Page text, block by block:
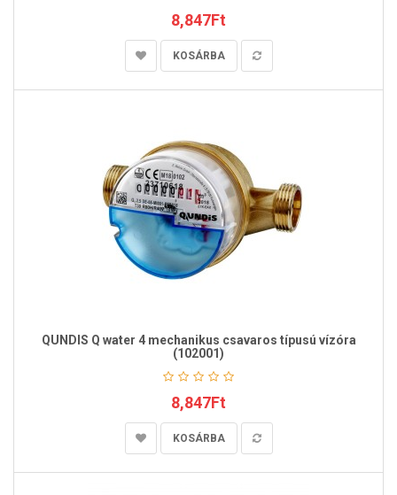
8,847Ft
KOSÁRBA
QUNDIS Q water 4 mechanikus csavaros típusú vízóra
(102001)
8,847Ft
KOSÁRBA